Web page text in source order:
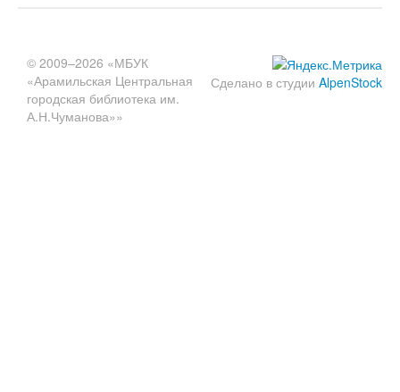
Сделано в студии AlpenStock
© 2009–2026 «МБУК
«Арамильская Центральная
городская библиотека им.
А.Н.Чуманова»»